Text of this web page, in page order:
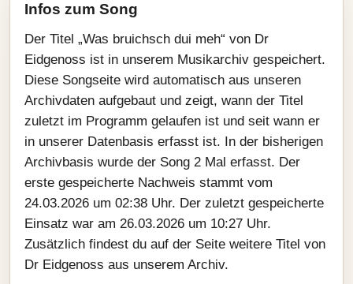
Infos zum Song
Der Titel „Was bruichsch dui meh“ von Dr
Eidgenoss ist in unserem Musikarchiv gespeichert.
Diese Songseite wird automatisch aus unseren
Archivdaten aufgebaut und zeigt, wann der Titel
zuletzt im Programm gelaufen ist und seit wann er
in unserer Datenbasis erfasst ist. In der bisherigen
Archivbasis wurde der Song 2 Mal erfasst. Der
erste gespeicherte Nachweis stammt vom
24.03.2026 um 02:38 Uhr. Der zuletzt gespeicherte
Einsatz war am 26.03.2026 um 10:27 Uhr.
Zusätzlich findest du auf der Seite weitere Titel von
Dr Eidgenoss aus unserem Archiv.